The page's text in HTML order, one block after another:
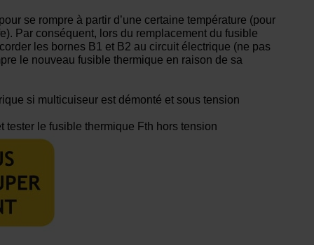
se rompre à partir d’une certaine température (pour
Par conséquent, lors du remplacement du fusible
les bornes B1 et B2 au circuit électrique (ne pas
le nouveau fusible thermique en raison de sa
si multicuiseur est démonté et sous tension
tester le fusible thermique Fth hors tension